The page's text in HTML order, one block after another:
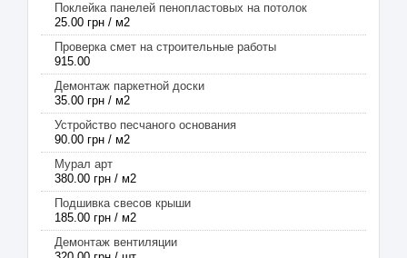
Поклейка панелей пенопластовых на потолок
25.00 грн / м2
Проверка смет на строительные работы
915.00
Демонтаж паркетной доски
35.00 грн / м2
Устройство песчаного основания
90.00 грн / м2
Мурал арт
380.00 грн / м2
Подшивка свесов крыши
185.00 грн / м2
Демонтаж вентиляции